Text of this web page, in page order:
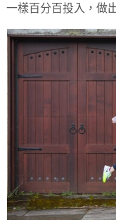
一樣百分百投入，做